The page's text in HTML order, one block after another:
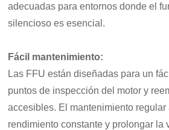
adecuadas para entornos donde el
silencioso es esencial.
Fácil mantenimiento:
Las FFU están diseñadas para un
puntos de inspección del motor y
accesibles. El mantenimiento regular
rendimiento constante y prolongar la